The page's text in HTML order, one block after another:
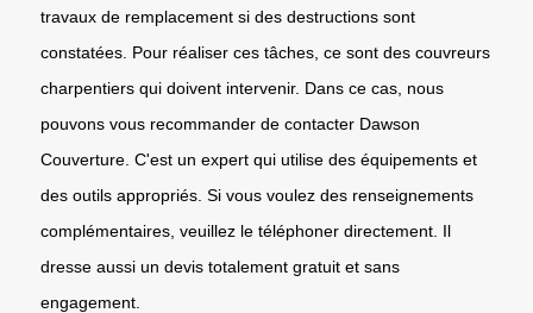
travaux de remplacement si des destructions sont
constatées. Pour réaliser ces tâches, ce sont des couvreurs
charpentiers qui doivent intervenir. Dans ce cas, nous
pouvons vous recommander de contacter Dawson
Couverture. C'est un expert qui utilise des équipements et
des outils appropriés. Si vous voulez des renseignements
complémentaires, veuillez le téléphoner directement. Il
dresse aussi un devis totalement gratuit et sans
engagement.